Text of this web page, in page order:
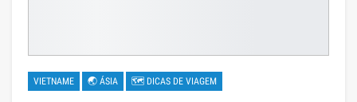
VIETNAME 🌏 ÁSIA 🗺 DICAS DE VIAGEM